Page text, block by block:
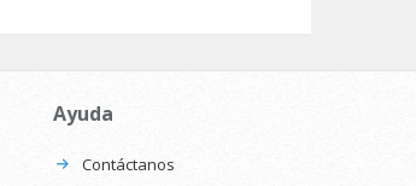
Ayuda
Contáctanos